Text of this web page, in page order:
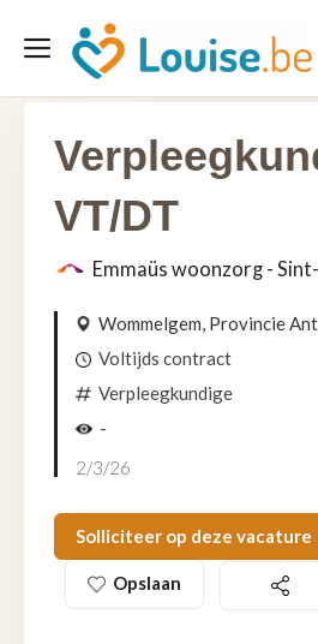
VT/DT
Emmaüs woonzorg -
Wommelgem, Provincie
Voltijds contract
Verpleegkundige
-
2/3/26
Solliciteer op deze vacature
Opslaan